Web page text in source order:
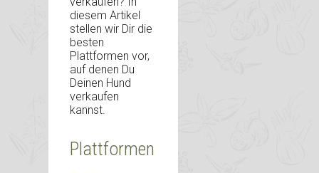
diesem Artikel
stellen wir Dir die
besten
Plattformen vor,
auf denen Du
Deinen Hund
verkaufen
kannst.
Plattformen